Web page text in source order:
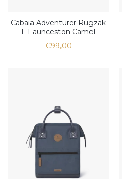
Cabaia Adventurer Rugzak
L Launceston Camel
€99,00